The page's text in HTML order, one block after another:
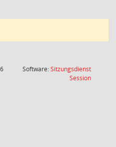
Software:Sitzungsdienst
Session(Wird in